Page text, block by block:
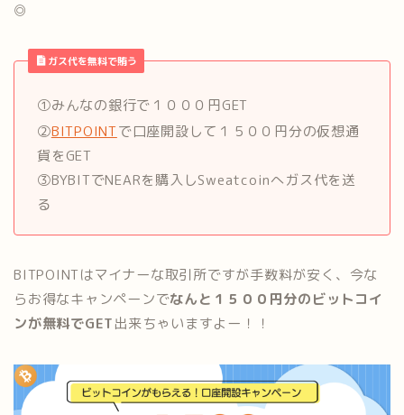
◎
ガス代を無料で賄う
①みんなの銀行で１０００円GET
②BITPOINTで口座開設して１５００円分の仮想通
貨をGET
③BYBITでNEARを購入しSweatcoinへガス代を送
る
BITPOINTはマイナーな取引所ですが手数料が安く、今な
らお得なキャンペーンでなんと１５００円分のビットコイ
ンが無料でGET出来ちゃいますよー！！